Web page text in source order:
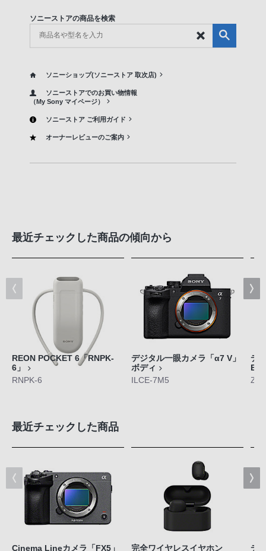
ソニーストアの商品を検索
ソニーショップ(ソニーストア 取次店)
ソニーストアでのお買い物情報
（My Sony マイページ）
ソニーストア ご利用ガイド
オーナーレビューのご案内
最近チェックした商品の傾向から
REON POCKET 6「RNPK-
6」
RNPK-6
デジタル一眼カメラ「α7 V」
ボディ
ILCE-7M5
デ
ZV-
最近チェックした商品
Cinema Lineカメラ「FX5」 完全ワイヤレスイヤホン デ